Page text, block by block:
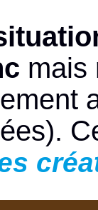
mais